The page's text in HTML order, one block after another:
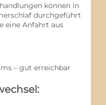
können in
durchgeführt
eine Anfahrt aus
– gut erreichbar